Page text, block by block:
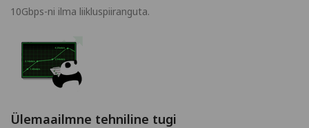
10Gbps-ni ilma liikluspiiranguta.
Ülemaailmne tehniline tugi